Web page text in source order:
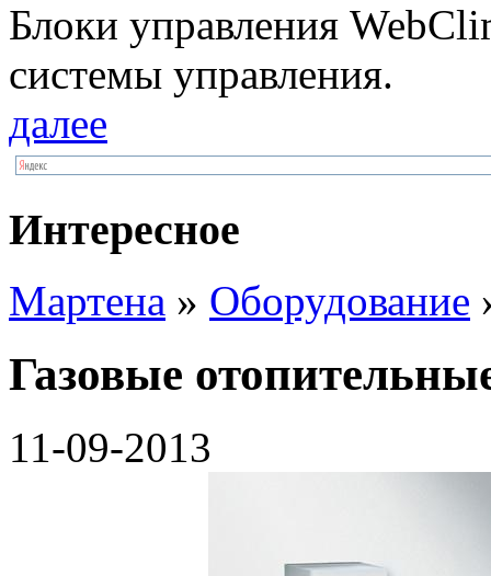
Блоки упрaвлeния
системы управления.
далее
Интересное
Мартена » Оборудование
Газовые
11-09-2013